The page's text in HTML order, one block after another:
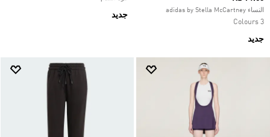
النساء adidas by Stella McCartney
3 Colours
جديد
جديد